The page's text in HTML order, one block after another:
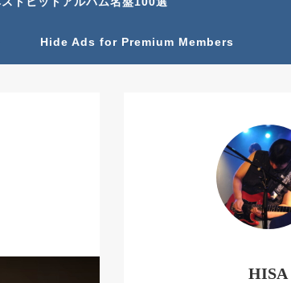
Hide Ads for Premium Members
HISA